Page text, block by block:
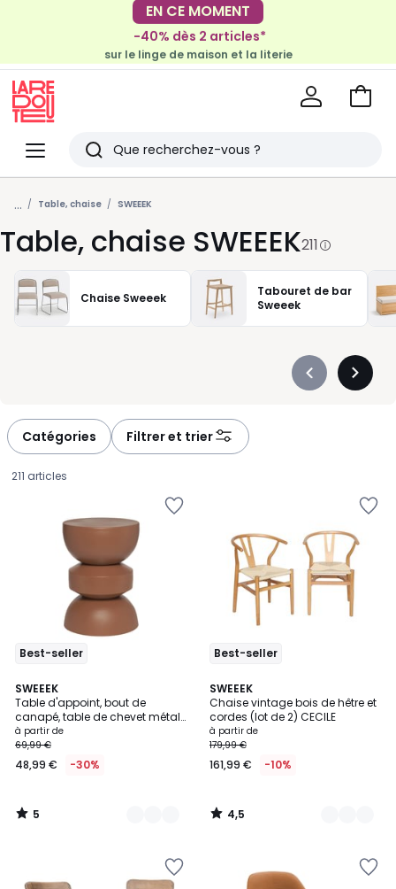
EN CE MOMENT
-30€ tous les 100€*
sur le meuble & la déco
-40% dès 2 articles*
sur le linge de maison et la literie
Menu
Redoute
Rechercher
Derniers
articles
vus
Voir
... Table, chaise SWEEEK
Table, chaise SWEEEK211
Chaise Sweeek
Tabouret de bar
Sweeek
Précédent
Catégories Filtrer et trier
211 articles
Best-seller
SWEEEK
Table d'appoint, bout de
canapé, table de chevet métal
Ø32 x H43,5cm ASSA
Prix
à
partir
48,99
€
à partir de
69,99 €
48,99 € -30%
5
/
5
7
Couleurs
5
/
Best-seller
SWEEEK
Chaise vintage bois de hêtre et
cordes (lot de 2) CECILE
à partir de
179,99 €
161,99 € -10%
4,5
/ 5
6
Couleurs
4,5
/